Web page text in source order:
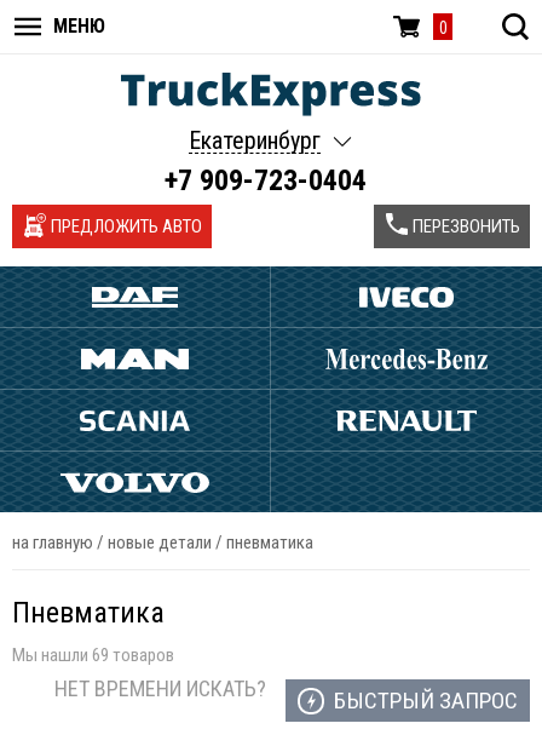
МЕНЮ 0
Екатеринбург
+7 909-723-0404
ПРЕДЛОЖИТЬ АВТО
на главную / новые детали / пневматика
Пневматика
Мы нашли 69 товаров
НЕТ ВРЕМЕНИ ИСКАТЬ? БЫСТРЫЙ ЗАПРОС